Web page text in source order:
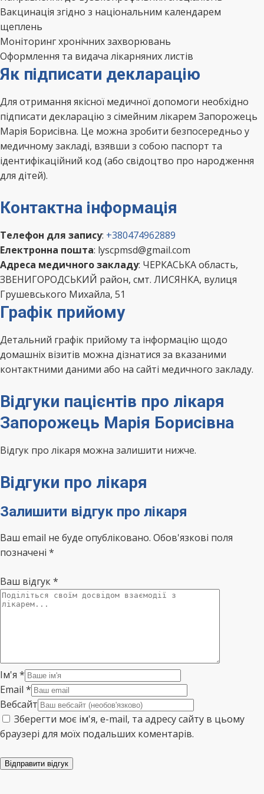
Вакцинація згідно з національним календарем
щеплень
Моніторинг хронічних захворювань
Оформлення та видача лікарняних листів
Як підписати декларацію
Для отримання якісної медичної допомоги необхідно
підписати декларацію з сімейним лікарем Запорожець
Марія Борисівна. Це можна зробити безпосередньо у
медичному закладі, взявши з собою паспорт та
ідентифікаційний код (або свідоцтво про народження
для дітей).
Контактна інформація
Телефон для запису: +380474962889
Електронна пошта: lyscpmsd@gmail.com
Адреса медичного закладу: ЧЕРКАСЬКА область,
ЗВЕНИГОРОДСЬКИЙ район, смт. ЛИСЯНКА, вулиця
Грушевського Михайла, 51
Графік прийому
Детальний графік прийому та інформацію щодо
домашніх візитів можна дізнатися за вказаними
контактними даними або на сайті медичного закладу.
Відгуки пацієнтів про лікаря
Запорожець Марія Борисівна
Відгук про лікаря можна залишити нижче.
Відгуки про лікаря
Залишити відгук про лікаря
Ваш email не буде опубліковано. Обов'язкові поля
позначені *
Ваш відгук*
Ім'я *
Email *
Вебсайт
Зберегти моє ім'я, e-mail, та адресу сайту в цьому
браузері для моїх подальших коментарів.
Відправити відгук